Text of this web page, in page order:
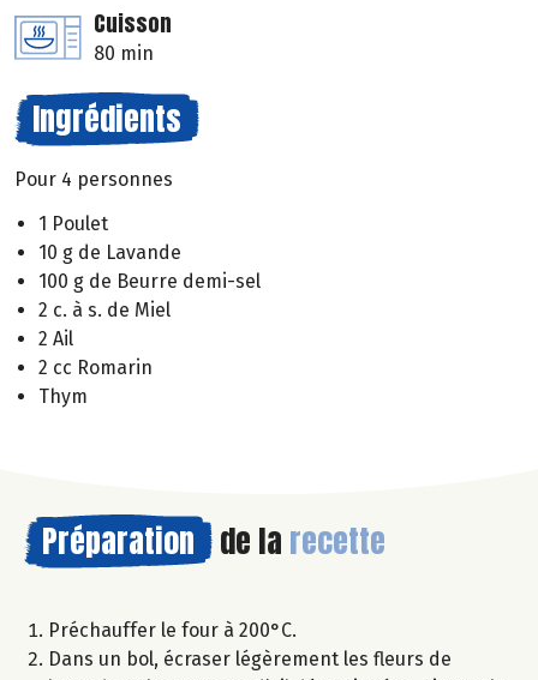
Cuisson
80 min
Ingrédients
Pour 4 personnes
1 Poulet
10 g de Lavande
100 g de Beurre demi-sel
2 c. à s. de Miel
2 Ail
2 cc Romarin
Thym
Préparation de la recette
Préchauffer le four à 200°C.
Dans un bol, écraser légèrement les fleurs de